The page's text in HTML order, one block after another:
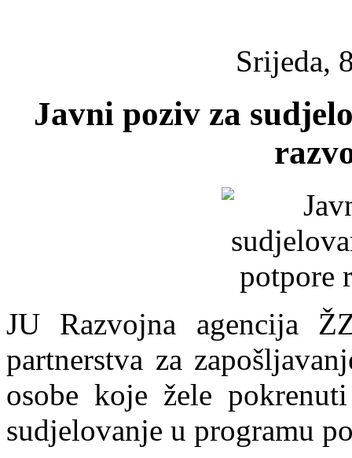
Srijeda,
Javni poziv za
JU Razvojna agencija
partnerstva za
osobe koje žele
sudjelovanje u programu